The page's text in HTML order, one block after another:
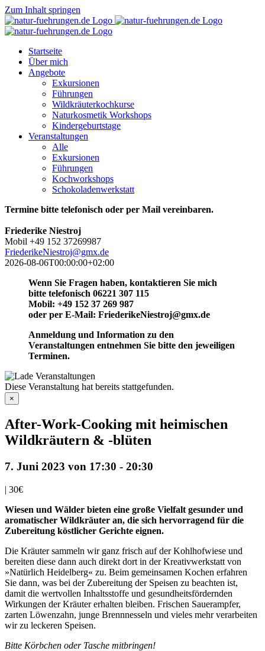
Zum Inhalt springen
Startseite
Über mich
Angebote
Exkursionen
Führungen
Wildkräuterkochkurse
Naturkosmetik Workshops
Kindergeburtstage
Veranstaltungen
Alle
Exkursionen
Führungen
Kochworkshops
Schokoladenwerkstatt
Termine bitte telefonisch oder per Mail vereinbaren.
Friederike Niestroj
Mobil +49 152 37269987
FriederikeNiestroj@gmx.de
2026-08-06T00:00:00+02:00
Wenn Sie Fragen haben, kontaktieren Sie mich
bitte telefonisch 06221 307 115
Mobil: +49 152 37 269 987
oder per E-Mail: FriederikeNiestroj@gmx.de
Anmeldung und Information zu den
Veranstaltungen entnehmen Sie bitte den jeweiligen
Terminen.
Diese Veranstaltung hat bereits stattgefunden.
×
After-Work-Cooking mit heimischen
Wildkräutern & -blüten
7. Juni 2023 von 17:30 - 20:30
| 30€
Wiesen und Wälder bieten eine große Vielfalt gesunder und
aromatischer Wildkräuter an, die sich hervorragend für die
Zubereitung köstlicher Gerichte eignen.
Die Kräuter sammeln wir ganz frisch auf der Kohlhofwiese und
bereiten diese dann auch direkt dort in der Kreativwerkstatt von
»Natürlich Heidelberg« zu. Beim gemeinsamen Kochen erfahren
Sie dann, was bei der Zubereitung der Speisen zu beachten ist,
damit die wertvollen Inhaltsstoffe und gesundheitsfördernden
Wirkungen der Kräuter erhalten bleiben. Frischen Sauerampfer,
zarten Löwenzahn, junge Brennnesseln und vieles mehr verarbeiten
wir zu leckeren Speisen.
Bitte Körbchen oder Tasche mitbringen!